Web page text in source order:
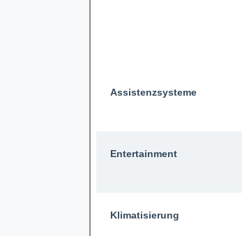
Assistenzsysteme
Entertainment
Klimatisierung